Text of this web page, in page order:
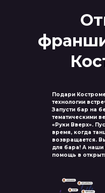
Подари
технологии
Запусти бар на
тематическими
«Руки Вверх».
время, когда
возвращается.
для бара! А наши
помощь в